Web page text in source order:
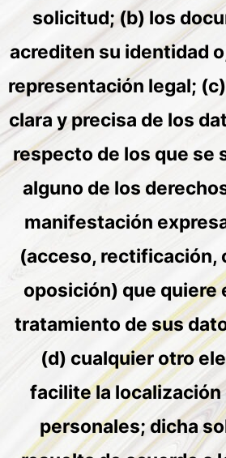
solicitud; (b) los
acrediten su identidad
representación legal;
clara y precisa de los
respecto de los que se
alguno de los
manifestación
(acceso, rectificación,
oposición) que quiere
tratamiento de sus
(d) cualquier otro
facilite la localización
personales; dicha